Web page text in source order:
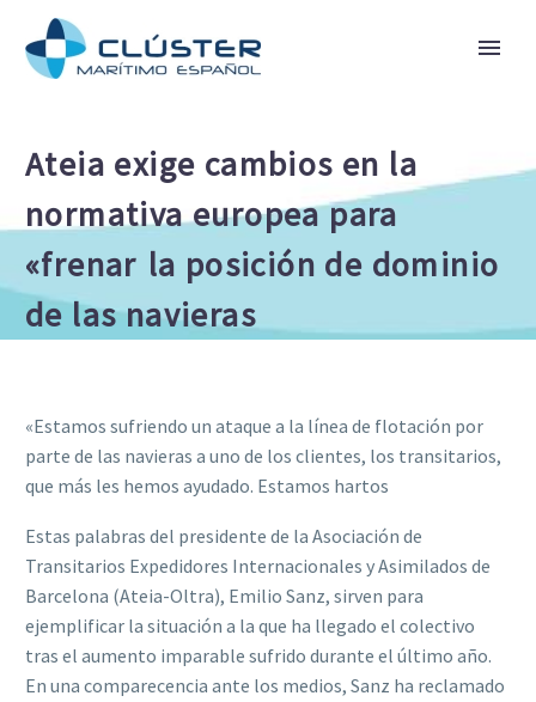
Ateia exige cambios en la
normativa europea para
«frenar la posición de dominio
de las navieras
«Estamos sufriendo un ataque a la línea de flotación por
parte de las navieras a uno de los clientes, los transitarios,
que más les hemos ayudado. Estamos hartos
Estas palabras del presidente de la Asociación de
Transitarios Expedidores Internacionales y Asimilados de
Barcelona (Ateia-Oltra), Emilio Sanz, sirven para
ejemplificar la situación a la que ha llegado el colectivo
tras el aumento imparable sufrido durante el último año.
En una comparecencia ante los medios, Sanz ha reclamado